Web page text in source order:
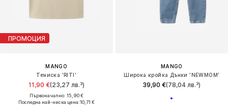
ПРОМОЦИЯ
MANGO
Тениска 'RITI'
11,90 €(23,27 лв.³)
Първоначално: 15,90 €
Последна най-ниска цена:10,71 €
MANGO
Широка кройка Дънки 'NEWMOM'
39,90 €(78,04 лв.³)